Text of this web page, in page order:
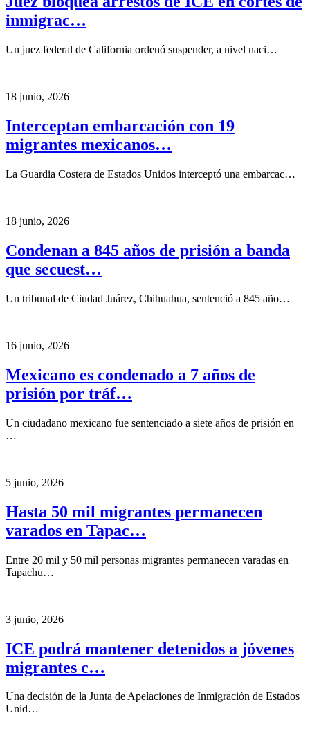
inmigrac…
Un juez federal de California ordenó suspender, a nivel naci…
18 junio, 2026
Interceptan embarcación con 19
migrantes mexicanos…
La Guardia Costera de Estados Unidos interceptó una embarcac…
18 junio, 2026
Condenan a 845 años de prisión a banda
que secuest…
Un tribunal de Ciudad Juárez, Chihuahua, sentenció a 845 año…
16 junio, 2026
Mexicano es condenado a 7 años de
prisión por tráf…
Un ciudadano mexicano fue sentenciado a siete años de prisión en
…
5 junio, 2026
Hasta 50 mil migrantes permanecen
varados en Tapac…
Entre 20 mil y 50 mil personas migrantes permanecen varadas en
Tapachu…
3 junio, 2026
ICE podrá mantener detenidos a jóvenes
migrantes c…
Una decisión de la Junta de Apelaciones de Inmigración de Estados
Unid…